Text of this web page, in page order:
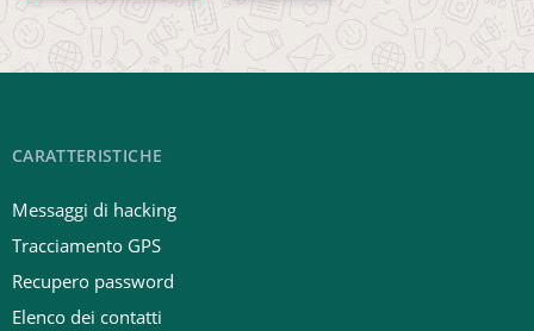
CARATTERISTICHE
Messaggi di hacking
Tracciamento GPS
Recupero password
Elenco dei contatti